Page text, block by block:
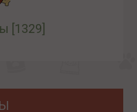
[1329]